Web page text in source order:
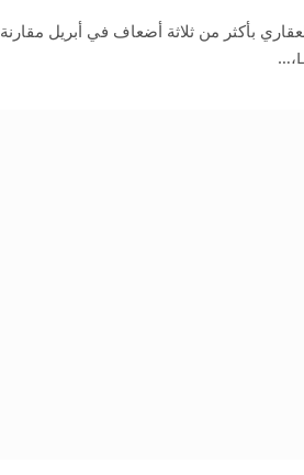
بأكثر من ثلاثة أضعاف في أبريل مقارنة